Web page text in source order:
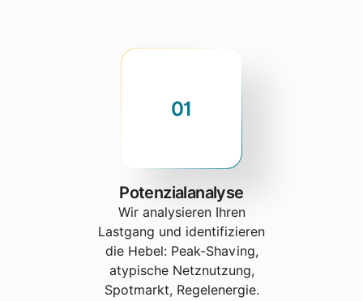
01
Potenzialanalyse
Wir analysieren Ihren
Lastgang und identifizieren
die Hebel: Peak-Shaving,
atypische Netznutzung,
Spotmarkt, Regelenergie.